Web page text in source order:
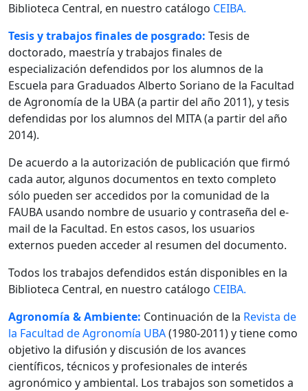
Biblioteca Central, en nuestro catálogo CEIBA.
Tesis y trabajos finales de posgrado: Tesis de
doctorado, maestría y trabajos finales de
especialización defendidos por los alumnos de la
Escuela para Graduados Alberto Soriano de la Facultad
de Agronomía de la UBA (a partir del año 2011), y tesis
defendidas por los alumnos del MITA (a partir del año
2014).
De acuerdo a la autorización de publicación que firmó
cada autor, algunos documentos en texto completo
sólo pueden ser accedidos por la comunidad de la
FAUBA usando nombre de usuario y contraseña del e-
mail de la Facultad. En estos casos, los usuarios
externos pueden acceder al resumen del documento.
Todos los trabajos defendidos están disponibles en la
Biblioteca Central, en nuestro catálogo CEIBA.
Agronomía & Ambiente: Continuación de la Revista de
la Facultad de Agronomía UBA(1980-2011) y tiene como
objetivo la difusión y discusión de los avances
científicos, técnicos y profesionales de interés
agronómico y ambiental. Los trabajos son sometidos a